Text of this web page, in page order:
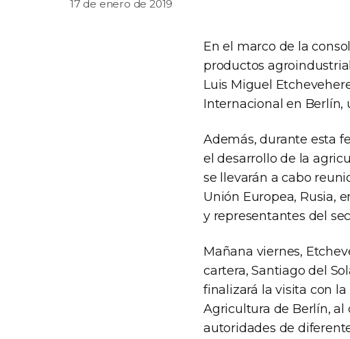
17 de enero de 2019
En el marco de la
productos
Luis Miguel
Internacional en Berlín,
Además, durante esta
el desarrollo de la
se llevarán a cabo
Unión Europea, Rusia,
y representantes del
Mañana viernes,
cartera, Santiago del
finalizará la visita con
Agricultura de Berlín, al
autoridades de